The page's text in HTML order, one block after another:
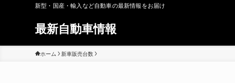
新型・国産・輸入など自動車の最新情報をお届け
最新自動車情報
ホーム 新車販売台数